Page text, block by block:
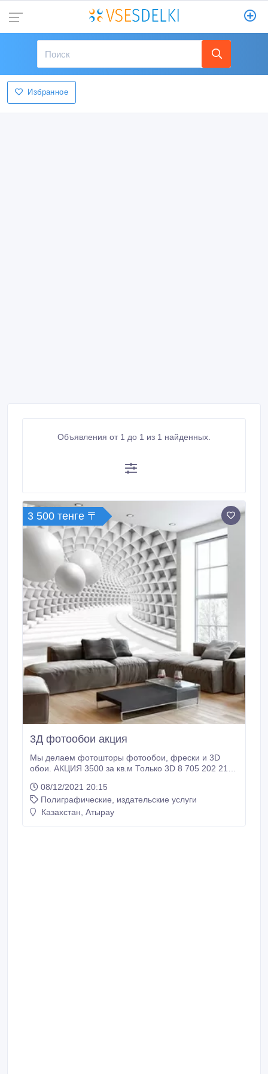
Избранное
Объявления от 1 до 1 из 1 найденных.
3 500 тенге 〒
3Д фотообои акция
Мы делаем фотошторы фотообои, фрески и 3D
обои. АКЦИЯ 3500 за кв.м Только 3D 8 705 202 21
08/12/2021 20:15
Полиграфические, издательские услуги
Казахстан, Атырау